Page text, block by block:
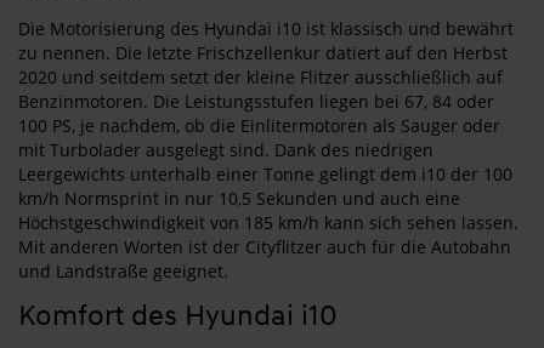
Die Motorisierung des Hyundai i10 ist klassisch und bewährt
zu nennen. Die letzte Frischzellenkur datiert auf den Herbst
2020 und seitdem setzt der kleine Flitzer ausschließlich auf
Benzinmotoren. Die Leistungsstufen liegen bei 67, 84 oder
100 PS, je nachdem, ob die Einlitermotoren als Sauger oder
mit Turbolader ausgelegt sind. Dank des niedrigen
Leergewichts unterhalb einer Tonne gelingt dem i10 der 100
km/h Normsprint in nur 10,5 Sekunden und auch eine
Höchstgeschwindigkeit von 185 km/h kann sich sehen lassen.
Mit anderen Worten ist der Cityflitzer auch für die Autobahn
und Landstraße geeignet.
Komfort des Hyundai i10